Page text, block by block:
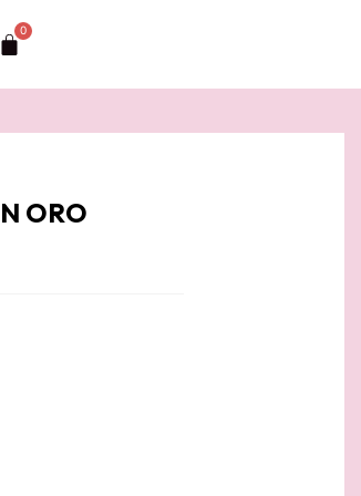
0
Carrito
ORO